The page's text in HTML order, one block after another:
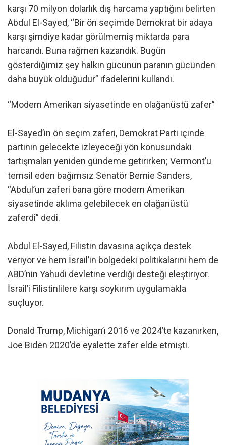
karşı 70 milyon dolarlık dış harcama yaptığını belirten
Abdul El-Sayed, “Bir ön seçimde Demokrat bir adaya
karşı şimdiye kadar görülmemiş miktarda para
harcandı. Buna rağmen kazandık. Bugün
gösterdiğimiz şey halkın gücünün paranın gücünden
daha büyük olduğudur” ifadelerini kullandı.
“Modern Amerikan siyasetinde en olağanüstü zafer”
El-Sayed’in ön seçim zaferi, Demokrat Parti içinde
partinin gelecekte izleyeceği yön konusundaki
tartışmaları yeniden gündeme getirirken; Vermont’u
temsil eden bağımsız Senatör Bernie Sanders,
“Abdul’un zaferi bana göre modern Amerikan
siyasetinde aklıma gelebilecek en olağanüstü
zaferdi” dedi.
Abdul El-Sayed, Filistin davasına açıkça destek
veriyor ve hem İsrail’in bölgedeki politikalarını hem de
ABD’nin Yahudi devletine verdiği desteği eleştiriyor.
İsrail’i Filistinlilere karşı soykırım uygulamakla
suçluyor.
Donald Trump, Michigan’ı 2016 ve 2024’te kazanırken,
Joe Biden 2020’de eyalette zafer elde etmişti.